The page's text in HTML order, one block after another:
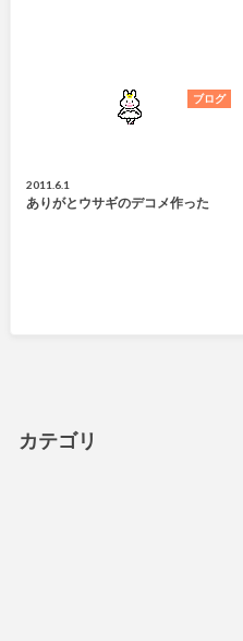
ブログ
2011.6.1
ありがとウサギのデコメ作った
カテゴリ